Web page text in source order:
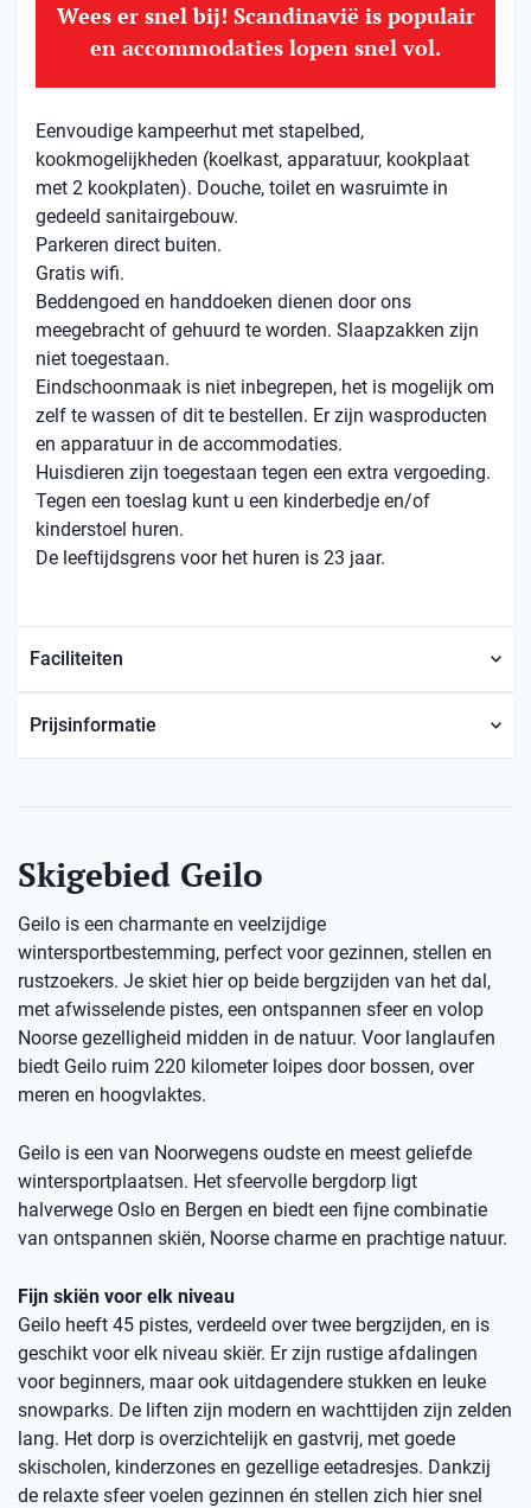
Wees er snel bij! Scandinavië is populair
en accommodaties lopen snel vol.
Eenvoudige kampeerhut met stapelbed,
kookmogelijkheden (koelkast, apparatuur, kookplaat
met 2 kookplaten). Douche, toilet en wasruimte in
gedeeld sanitairgebouw.
Parkeren direct buiten.
Gratis wifi.
Beddengoed en handdoeken dienen door ons
meegebracht of gehuurd te worden. Slaapzakken zijn
niet toegestaan.
Eindschoonmaak is niet inbegrepen, het is mogelijk om
zelf te wassen of dit te bestellen. Er zijn wasproducten
en apparatuur in de accommodaties.
Huisdieren zijn toegestaan ​​tegen een extra vergoeding.
Tegen een toeslag kunt u een kinderbedje en/of
kinderstoel huren.
De leeftijdsgrens voor het huren is 23 jaar.
Faciliteiten
Prijsinformatie
Skigebied Geilo
Geilo is een charmante en veelzijdige
wintersportbestemming, perfect voor gezinnen, stellen en
rustzoekers. Je skiet hier op beide bergzijden van het dal,
met afwisselende pistes, een ontspannen sfeer en volop
Noorse gezelligheid midden in de natuur. Voor langlaufen
biedt Geilo ruim 220 kilometer loipes door bossen, over
meren en hoogvlaktes.
Geilo is een van Noorwegens oudste en meest geliefde
wintersportplaatsen. Het sfeervolle bergdorp ligt
halverwege Oslo en Bergen en biedt een fijne combinatie
van ontspannen skiën, Noorse charme en prachtige natuur.
Fijn skiën voor elk niveau
Geilo heeft 45 pistes, verdeeld over twee bergzijden, en is
geschikt voor elk niveau skiër. Er zijn rustige afdalingen
voor beginners, maar ook uitdagendere stukken en leuke
snowparks. De liften zijn modern en wachttijden zijn zelden
lang. Het dorp is overzichtelijk en gastvrij, met goede
skischolen, kinderzones en gezellige eetadresjes. Dankzij
de relaxte sfeer voelen gezinnen én stellen zich hier snel